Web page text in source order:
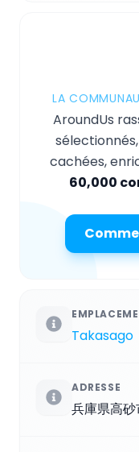
LA
AroundUs
cachées,
60,000
Takasago
ADRESSE
兵庫県高